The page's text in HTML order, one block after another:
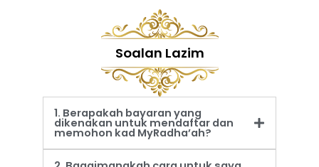
Soalan Lazim
1. Berapakah bayaran yang
dikenakan untuk mendaftar dan
memohon kad MyRadha’ah?